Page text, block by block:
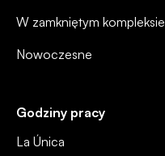
Godziny pracy
La Única
W zamkniętym kompleksie
Nowoczesne